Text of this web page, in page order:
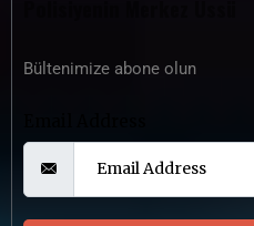
Bültenimize abone olun